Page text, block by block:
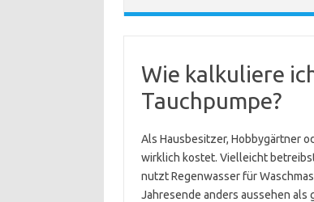
Wie kalkuliere
Tauchpumpe?
Als Hausbesitzer, Hobbygärtner
wirklich kostet. Vielleicht
nutzt Regenwasser für
Jahresende anders aussehen